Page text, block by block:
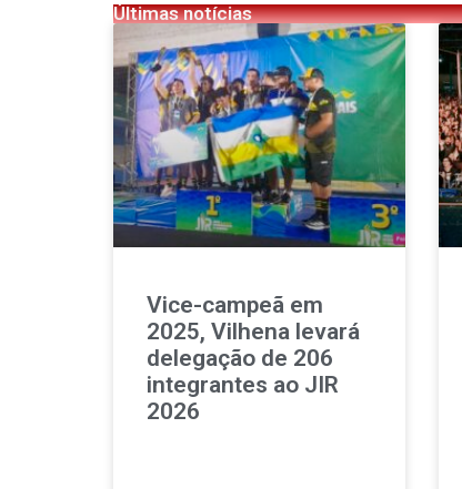
Últimas notícias
Vice-campeã em
2025, Vilhena levará
delegação de 206
integrantes ao JIR
2026